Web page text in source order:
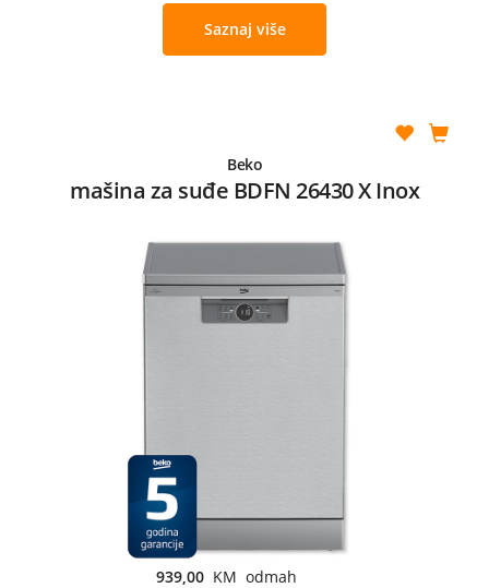
Saznaj više
Beko
mašina za suđe BDFN 26430 X Inox
939,00 KM odmah